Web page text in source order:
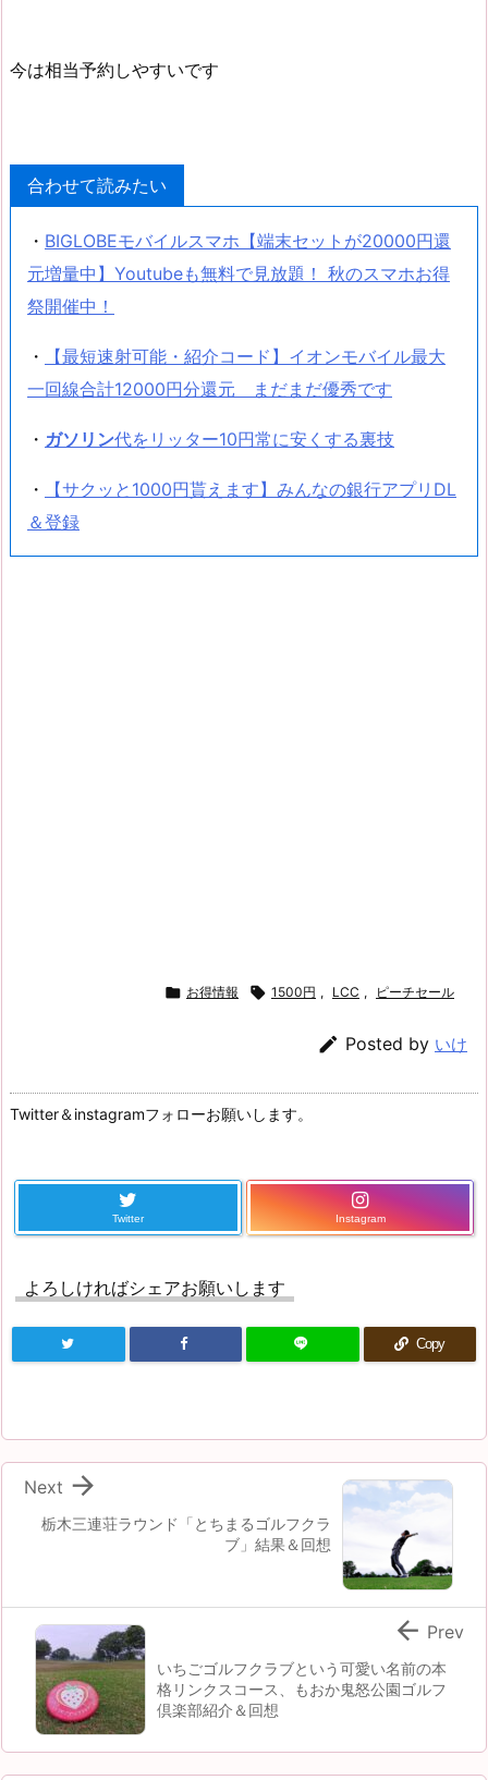
今は相当予約しやすいです
合わせて読みたい
・ BIGLOBEモバイルスマホ【端末セットが20000円還
元増量中】Youtubeも無料で見放題！ 秋のスマホお得
祭開催中！
・
【最短速射可能・紹介コード】イオンモバイル最大
一回線合計12000円分還元 まだまだ優秀です
・ ガソリン代をリッター10円常に安くする裏技
・
【サクッと1000円貰えます】みんなの銀行アプリDL
＆登録
 お得情報  1500円 , LCC , ピーチセール
 Posted by いけ
Twitter＆instagramフォローお願いします。
Twitter Instagram
よろしければシェアお願いします
Copy
栃木三連荘ラウンド「とちまるゴルフクラ
ブ」結果＆回想

Next
いちごゴルフクラブという可愛い名前の本
格リンクスコース、もおか鬼怒公園ゴルフ
倶楽部紹介＆回想
 Prev